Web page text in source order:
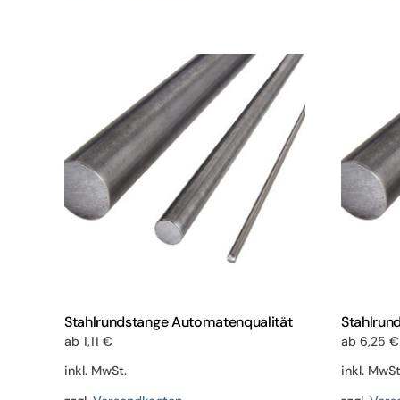
Varianten
auf.
Die
Optionen
können
auf
der
Produktseite
gewählt
werden
Stahlrundstange Automatenqualität
ab 1,11 €
inkl. MwSt.
ab 6,25 €
inkl.